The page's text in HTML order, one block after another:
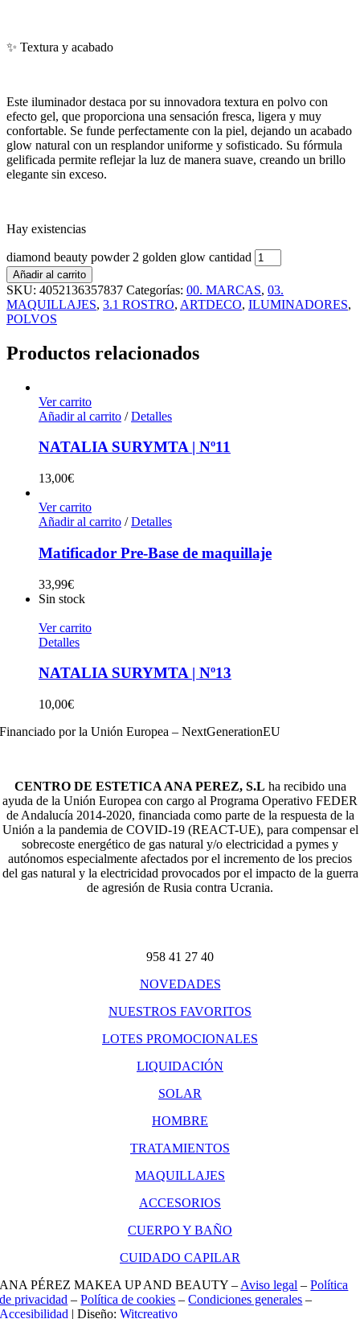
✨ Textura y acabado
Este iluminador destaca por su innovadora textura en polvo con
efecto gel, que proporciona una sensación fresca, ligera y muy
confortable. Se funde perfectamente con la piel, dejando un acabado
glow natural con un resplandor uniforme y sofisticado. Su fórmula
gelificada permite reflejar la luz de manera suave, creando un brillo
elegante sin exceso.
Hay existencias
diamond beauty powder 2 golden glow cantidad
Añadir al carrito
SKU: 4052136357837 Categorías: 00. MARCAS, 03.
MAQUILLAJES, 3.1 ROSTRO, ARTDECO, ILUMINADORES,
POLVOS
Productos relacionados
Ver carrito
Añadir al carrito / Detalles
NATALIA SURYMTA | Nº11
13,00€
Ver carrito
Añadir al carrito / Detalles
Matificador Pre-Base de maquillaje
33,99€
Sin stock
Ver carrito
Detalles
NATALIA SURYMTA | Nº13
10,00€
Financiado por la Unión Europea – NextGenerationEU
CENTRO DE ESTETICA ANA PEREZ, S.L ha recibido una
ayuda de la Unión Europea con cargo al Programa Operativo FEDER
de Andalucía 2014-2020, financiada como parte de la respuesta de la
Unión a la pandemia de COVID-19 (REACT-UE), para compensar el
sobrecoste energético de gas natural y/o electricidad a pymes y
autónomos especialmente afectados por el incremento de los precios
del gas natural y la electricidad provocados por el impacto de la guerra
de agresión de Rusia contra Ucrania.
958 41 27 40
NOVEDADES
NUESTROS FAVORITOS
LOTES PROMOCIONALES
LIQUIDACIÓN
SOLAR
HOMBRE
TRATAMIENTOS
MAQUILLAJES
ACCESORIOS
CUERPO Y BAÑO
CUIDADO CAPILAR
ANA PÉREZ MAKEA UP AND BEAUTY – Aviso legal –Política
de privacidad –Política de cookies –Condiciones generales –
Accesibilidad | Diseño:Witcreativo